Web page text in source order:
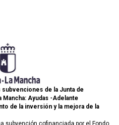
de la Junta de
Mancha: Ayudas -Adelante
de la inversión y la mejora de la
subvención cofinanciada por el Fondo